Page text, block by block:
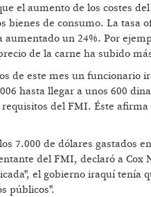
el aumento de los costes
de consumo. La tasa
un 24%. Por
de la carne ha subido
de este mes un funcionario
hasta llegar a unos 600
del FMI. Éste
7.000 de dólares gastados
del FMI, declaró a Cox
el gobierno iraquí tenía
públicos".